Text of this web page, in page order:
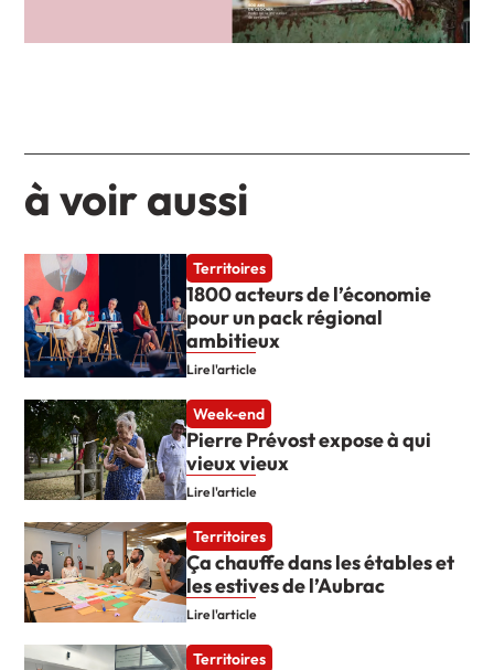
à voir aussi
Territoires
1800 acteurs de l’économie
pour un pack régional
ambitieux
Lire l'article
Week-end
Pierre Prévost expose à qui
vieux vieux
Lire l'article
Territoires
Ça chauffe dans les étables et
les estives de l’Aubrac
Lire l'article
Territoires